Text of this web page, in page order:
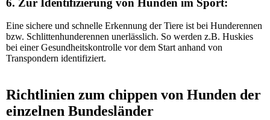
6. Zur Identifizierung von Hunden im Sport:
Eine sichere und schnelle Erkennung der Tiere ist bei Hunderennen
bzw. Schlittenhunderennen unerlässlich. So werden z.B. Huskies
bei einer Gesundheitskontrolle vor dem Start anhand von
Transpondern identifiziert.
Richtlinien zum chippen von Hunden der
einzelnen Bundesländer